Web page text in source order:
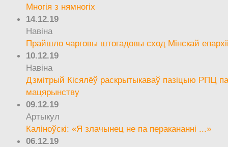
Многія з нямногіх
14.12.19
Навіна
Прайшло чарговы штогадовы сход Мінскай
10.12.19
Навіна
Дзмітрый Кісялёў раскрытыкаваў пазіцыю РПЦ
мацярынству
09.12.19
Артыкул
Каліноўскі: «Я злачынец не па перакананні ...»
06.12.19